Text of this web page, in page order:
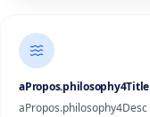
aPropos.philosophy4Title
aPropos.philosophy4Desc